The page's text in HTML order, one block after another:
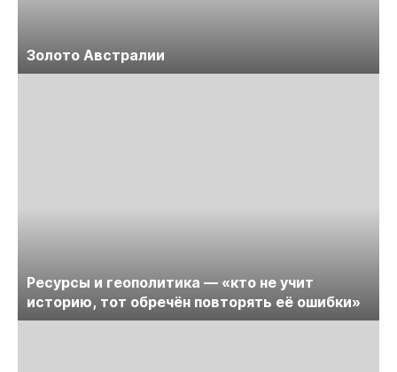
Золото Австралии
Ресурсы и геополитика — «кто не учит
историю, тот обречён повторять её ошибки»